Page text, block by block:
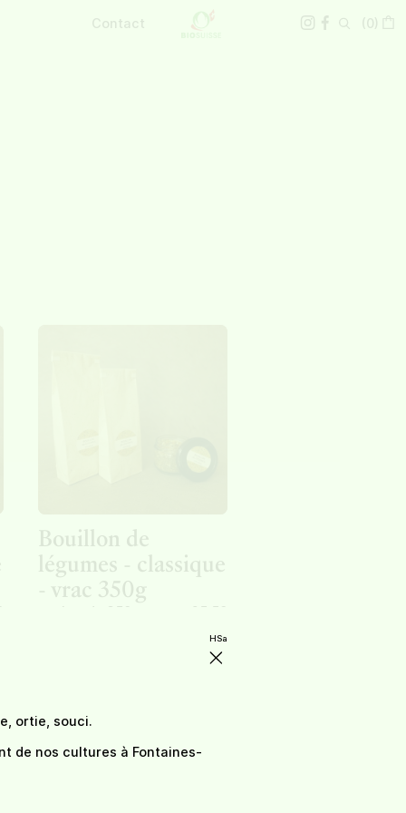
Contact (0)
Bouillon de
légumes - classique
- vrac 350g
sachet de 350g 25,50
HSa
ortie, souci.
de nos cultures à Fontaines-